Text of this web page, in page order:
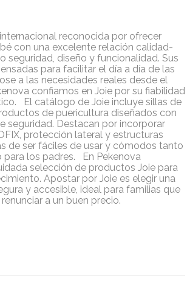
reconocida por ofrecer
con una excelente relación calidad-
seguridad, diseño y funcionalidad. Sus
para facilitar el día a día de las
a las necesidades reales desde el
confiamos en Joie por su fiabilidad
El catálogo de Joie incluye sillas de
de puericultura diseñados con
seguridad. Destacan por incorporar
protección lateral y estructuras
de ser fáciles de usar y cómodos tanto
para los padres. En Pekenova
selección de productos Joie para
Apostar por Joie es elegir una
y accesible, ideal para familias que
a un buen precio.